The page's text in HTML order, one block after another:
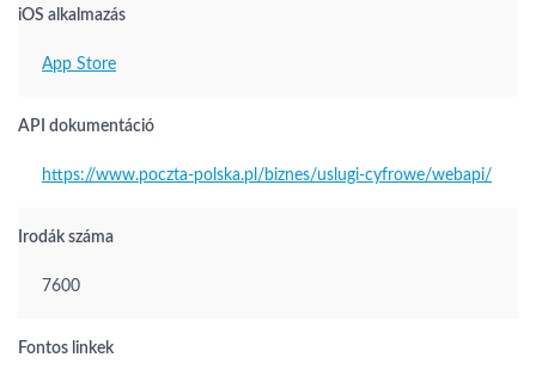
iOS alkalmazás
App Store
API dokumentáció
https://www.poczta-polska.pl/biznes/uslugi-cyfrowe/webapi/
Irodák száma
7600
Fontos linkek